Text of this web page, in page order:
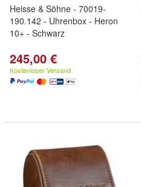
Heisse & Söhne - 70019-
190.142 - Uhrenbox - Heron
10+ - Schwarz
245,00 €
Kostenloser Versand